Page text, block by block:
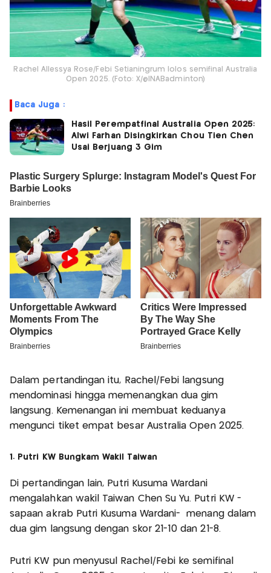
Rachel Allessya Rose/Febi Setianingrum lolos semifinal Australia
Open 2025. (Foto: X/@INABadminton)
Baca Juga :
Hasil Perempatfinal Australia Open 2025:
Alwi Farhan Disingkirkan Chou Tien Chen
Usai Berjuang 3 Gim
Dalam pertandingan itu, Rachel/Febi langsung
mendominasi hingga memenangkan dua gim
langsung. Kemenangan ini membuat keduanya
mengunci tiket empat besar Australia Open 2025.
1. Putri KW Bungkam Wakil Taiwan
Di pertandingan lain, Putri Kusuma Wardani
mengalahkan wakil Taiwan Chen Su Yu. Putri KW -
sapaan akrab Putri Kusuma Wardani- menang dalam
dua gim langsung dengan skor 21-10 dan 21-8.
Putri KW pun menyusul Rachel/Febi ke semifinal